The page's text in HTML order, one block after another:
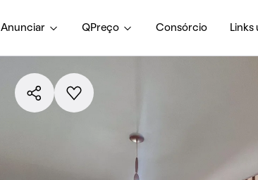
Anunciar QPreço Consórcio Links